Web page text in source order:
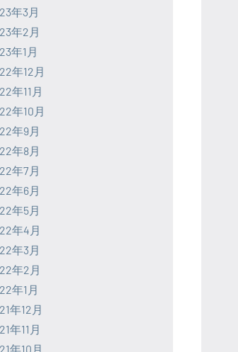
年3月
年2月
年1月
年12月
年11月
年10月
年9月
年8月
年7月
年6月
年5月
年4月
年3月
年2月
年1月
年12月
年11月
年10月